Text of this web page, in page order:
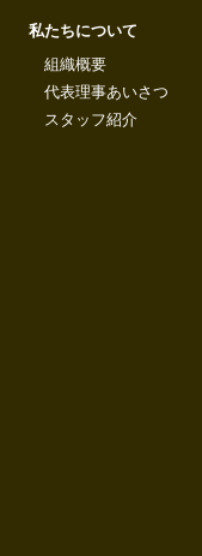
私たちについて
組織概要
代表理事あいさつ
スタッフ紹介